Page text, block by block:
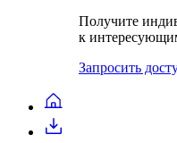
Получите
к
Запросить